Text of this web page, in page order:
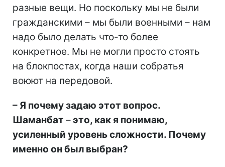
разные вещи. Но поскольку мы не были
гражданскими – мы были военными – нам
надо было делать что-то более
конкретное. Мы не могли просто стоять
на блокпостах, когда наши собратья
воюют на передовой.
– Я почему задаю этот вопрос.
Шаманбат –это, как я понимаю,
усиленный уровень сложности. Почему
именно он был выбран?